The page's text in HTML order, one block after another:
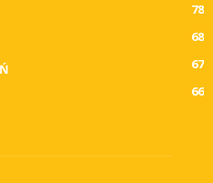
78
68
67
66